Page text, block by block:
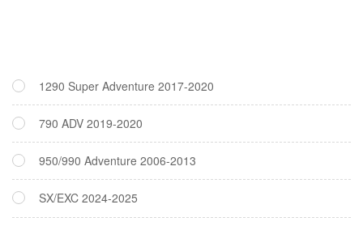
1290 Super Adventure 2017-2020
790 ADV 2019-2020
950/990 Adventure 2006-2013
SX/EXC 2024-2025